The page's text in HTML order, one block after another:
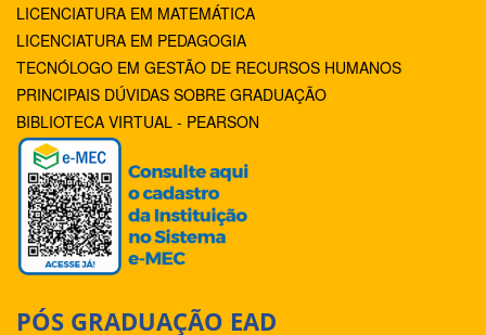
LICENCIATURA EM MATEMÁTICA
LICENCIATURA EM PEDAGOGIA
TECNÓLOGO EM GESTÃO DE RECURSOS HUMANOS
PRINCIPAIS DÚVIDAS SOBRE GRADUAÇÃO
BIBLIOTECA VIRTUAL - PEARSON
PÓS GRADUAÇÃO EAD